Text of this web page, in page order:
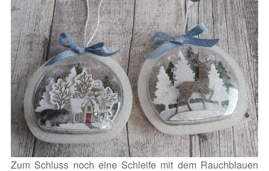
Zum Schluss noch eine Schleife mit dem Rauchblauen